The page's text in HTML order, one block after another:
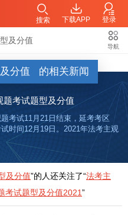
下载APP 登录
搜索
及分值
导航
分值 的相关新闻
题考试题型及分值
考试11月21日结束，延考考区
时间12月19日。2021年法考主观
240分钟。全国2021年国家统一
及分值”的人还关注了“法考主
考试题型及分值2021”